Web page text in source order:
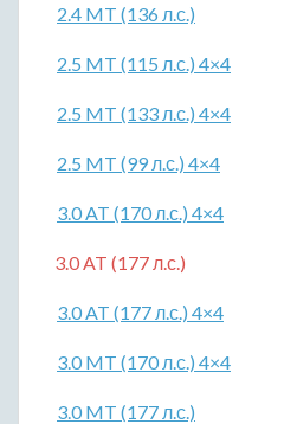
2.4 MT (136 л.с.)
2.5 MT (115 л.с.) 4×4
2.5 MT (133 л.с.) 4×4
2.5 MT (99 л.с.) 4×4
3.0 AT (170 л.с.) 4×4
3.0 AT (177 л.с.)
3.0 AT (177 л.с.) 4×4
3.0 MT (170 л.с.) 4×4
3.0 MT (177 л.с.)